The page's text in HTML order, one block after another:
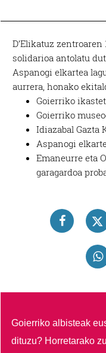
D’Elikatuz zentroaren
solidarioa antolatu
Aspanogi elkartea
aurrera, honako
Goierriko
Goierriko
Idiazabal Gazta
Aspanogi
Emaneurre eta
garagardoa
Goierriko albisteak
dituzu? Horretarako